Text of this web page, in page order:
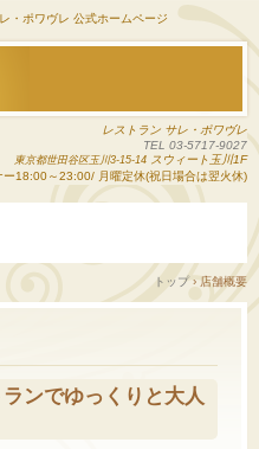
・ポワヴレ 公式ホームページ
レストラン サレ・ポワヴレ
TEL 03-5717-9027
東京都世田谷区玉川3-15-14 スウィート玉川1F
18:00～23:00/ 月曜定休(祝日場合は翌火休)
トップ › 店舗概要
ンでゆっくりと大人